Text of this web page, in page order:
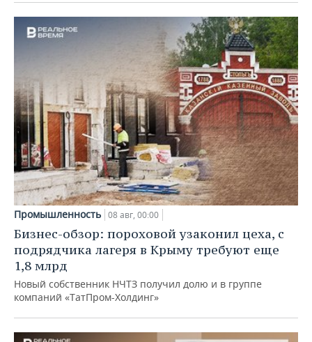
Промышленность 08 авг, 00:00
Бизнес-обзор: пороховой узаконил цеха, с
подрядчика лагеря в Крыму требуют еще
1,8 млрд
Новый собственник НЧТЗ получил долю и в группе
компаний «ТатПром-Холдинг»